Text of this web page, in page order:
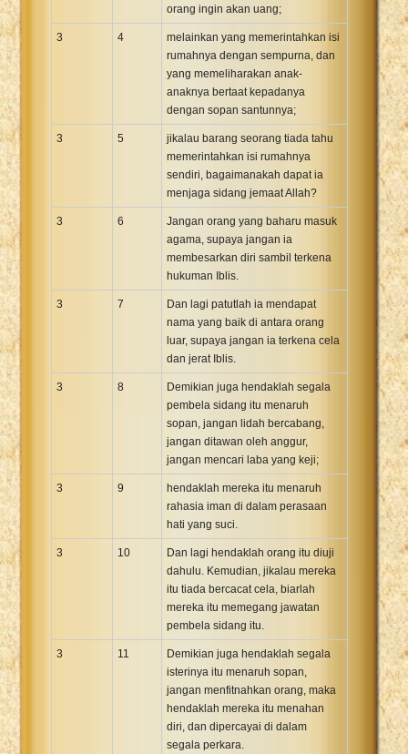
orang ingin akan uang;
3 4
melainkan yang memerintahkan isi
rumahnya dengan sempurna, dan
yang memeliharakan anak-
anaknya bertaat kepadanya
dengan sopan santunnya;
3 5
jikalau barang seorang tiada tahu
memerintahkan isi rumahnya
sendiri, bagaimanakah dapat ia
menjaga sidang jemaat Allah?
3 6
Jangan orang yang baharu masuk
agama, supaya jangan ia
membesarkan diri sambil terkena
hukuman Iblis.
3 7
Dan lagi patutlah ia mendapat
nama yang baik di antara orang
luar, supaya jangan ia terkena cela
dan jerat Iblis.
3 8
Demikian juga hendaklah segala
pembela sidang itu menaruh
sopan, jangan lidah bercabang,
jangan ditawan oleh anggur,
jangan mencari laba yang keji;
3 9
hendaklah mereka itu menaruh
rahasia iman di dalam perasaan
hati yang suci.
3 10
Dan lagi hendaklah orang itu diuji
dahulu. Kemudian, jikalau mereka
itu tiada bercacat cela, biarlah
mereka itu memegang jawatan
pembela sidang itu.
3 11
Demikian juga hendaklah segala
isterinya itu menaruh sopan,
jangan menfitnahkan orang, maka
hendaklah mereka itu menahan
diri, dan dipercayai di dalam
segala perkara.